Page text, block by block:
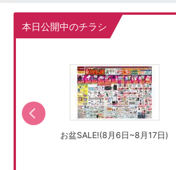
本日公開中のチラシ
お盆SALE!(8月6日~8月17日)